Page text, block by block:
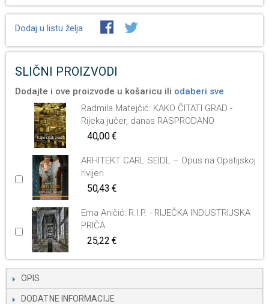
Dodaj u listu želja
SLIČNI PROIZVODI
Dodajte i ove proizvode u košaricu ili odaberi sve
Radmila Matejčić: KAKO ČITATI GRAD -
Rijeka jučer, danas RASPRODANO
40,00 €
ARHITEKT CARL SEIDL – Opus na Opatijskoj
rivijeri
50,43 €
Ema Aničić: R.I.P. - RIJEČKA INDUSTRIJSKA
PRIČA
25,22 €
OPIS
DODATNE INFORMACIJE